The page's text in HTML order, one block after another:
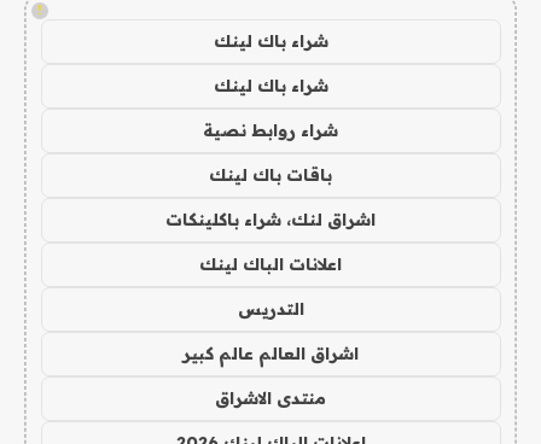
!
شراء باك لينك
شراء باك لينك
شراء روابط نصية
باقات باك لينك
اشراق لنك، شراء باكلينكات
اعلانات الباك لينك
التدريس
اشراق العالم عالم كبير
منتدى الاشراق